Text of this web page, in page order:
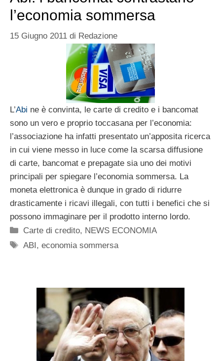
l’economia sommersa
15 Giugno 2011 di Redazione
L’Abi ne è convinta, le carte di credito e i bancomat
sono un vero e proprio toccasana per l’economia:
l’associazione ha infatti presentato un’apposita ricerca
in cui viene messo in luce come la scarsa diffusione
di carte, bancomat e prepagate sia uno dei motivi
principali per spiegare l’economia sommersa. La
moneta elettronica è dunque in grado di ridurre
drasticamente i ricavi illegali, con tutti i benefici che si
possono immaginare per il prodotto interno lordo.
Categorie
Carte di credito, NEWS ECONOMIA
Tag
ABI,economia sommersa